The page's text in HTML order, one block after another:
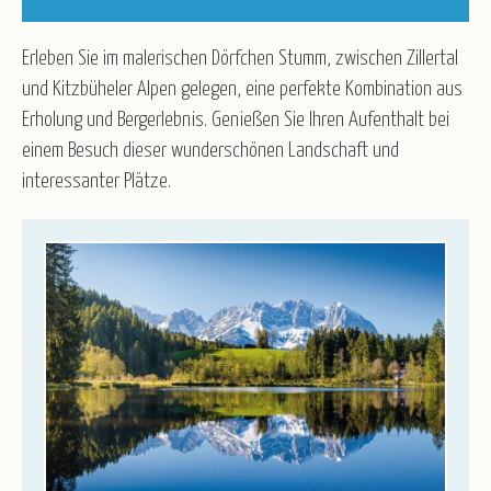
Silvester
Winter & Frühjahr
R.U.F Reisebüro
Service
Luftfahrt - Schwarze Liste
Anmeldeformular für Reisebüros
Wir über uns
Partner/Referenzen Stellenangebote
Kontakt
Öffnungszeiten
Erleben Sie im malerischen Dörfchen Stumm, zwischen Zillertal
und Kitzbüheler Alpen gelegen, eine perfekte Kombination aus
Erholung und Bergerlebnis. Genießen Sie Ihren Aufenthalt bei
einem Besuch dieser wunderschönen Landschaft und
interessanter Plätze.
Sicht auf Kufstein und Inntal
© frangipani.s - stock.adobe.com